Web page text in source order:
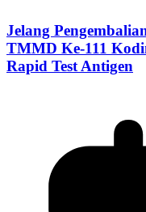
Jelang
TMMD Ke-111
Rapid Test Antigen